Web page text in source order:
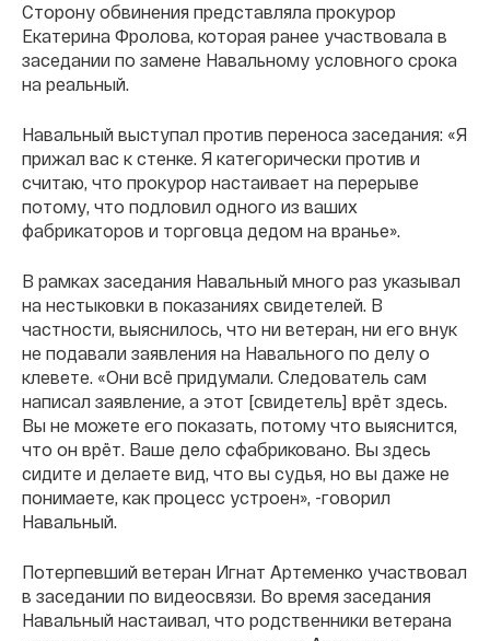
Сторону обвинения представляла прокурор
Екатерина Фролова, которая ранее участвовала в
заседании по замене Навальному условного срока
на реальный.
Навальный выступал против переноса заседания: «Я
прижал вас к стенке. Я категорически против и
считаю, что прокурор настаивает на перерыве
потому, что подловил одного из ваших
фабрикаторов и торговца дедом на вранье».
В рамках заседания Навальный много раз указывал
на нестыковки в показаниях свидетелей. В
частности, выяснилось, что ни ветеран, ни его внук
не подавали заявления на Навального по делу о
клевете. «Они всё придумали. Следователь сам
написал заявление, а этот [свидетель] врёт здесь.
Вы не можете его показать, потому что выяснится,
что он врёт. Ваше дело сфабриковано. Вы здесь
сидите и делаете вид, что вы судья, но вы даже не
понимаете, как процесс устроен», -говорил
Навальный.
Потерпевший ветеран Игнат Артеменко участвовал
в заседании по видеосвязи. Во время заседания
Навальный настаивал, что родственники ветерана